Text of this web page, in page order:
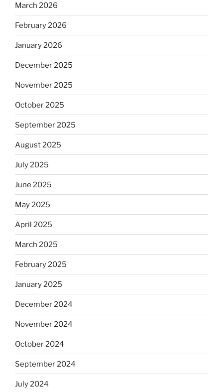
March 2026
February 2026
January 2026
December 2025
November 2025
October 2025
September 2025
August 2025
July 2025
June 2025
May 2025
April 2025
March 2025
February 2025
January 2025
December 2024
November 2024
October 2024
September 2024
July 2024